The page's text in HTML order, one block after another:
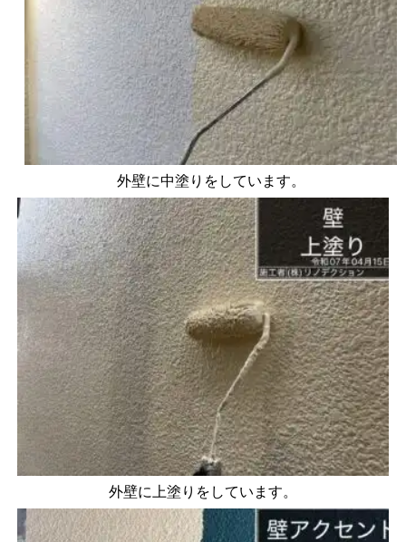
外壁に中塗りをしています。
外壁に上塗りをしています。